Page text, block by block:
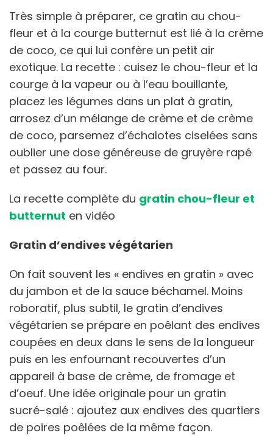
Très simple à préparer, ce gratin au chou-
fleur et à la courge butternut est lié à la crème
de coco, ce qui lui confère un petit air
exotique. La recette : cuisez le chou-fleur et la
courge à la vapeur ou à l’eau bouillante,
placez les légumes dans un plat à gratin,
arrosez d’un mélange de crème et de crème
de coco, parsemez d’échalotes ciselées sans
oublier une dose généreuse de gruyère rapé
et passez au four.
La recette complète du gratin chou-fleur et
butternut en vidéo
Gratin d’endives végétarien
On fait souvent les « endives en gratin » avec
du jambon et de la sauce béchamel. Moins
roboratif, plus subtil, le gratin d’endives
végétarien se prépare en poêlant des endives
coupées en deux dans le sens de la longueur
puis en les enfournant recouvertes d’un
appareil à base de crème, de fromage et
d’oeuf. Une idée originale pour un gratin
sucré-salé : ajoutez aux endives des quartiers
de poires poêlées de la même façon.